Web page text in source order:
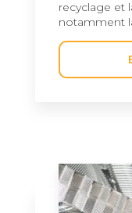
recyclage et
notamment